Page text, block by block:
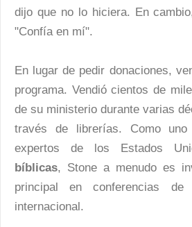
dijo que no lo hiciera. En
"Confía en mí".
En lugar de pedir donaciones,
programa. Vendió cientos de
de su ministerio durante varias
través de librerías. Como
expertos de los Estados
bíblicas, Stone a menudo es
principal en conferencias
internacional.